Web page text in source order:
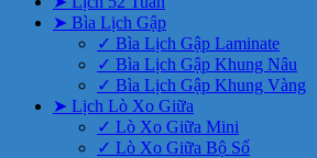
➤ Bìa Lịch Gập
✓ Bìa Lịch Gập Laminate
✓ Bìa Lịch Gập Khung Nâu
✓ Bìa Lịch Gập Khung Vàng
➤ Lịch Lò Xo Giữa
✓ Lò Xo Giữa Mini
✓ Lò Xo Giữa Bộ Số